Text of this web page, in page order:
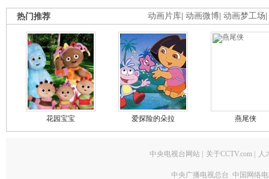
动画片库 动画微博 动画梦工场
热门推荐
花园宝宝 爱探险的朵拉 燕尾侠
中央电视台网站 关于CCTV.com 人
中央广播电视总台 中国网络